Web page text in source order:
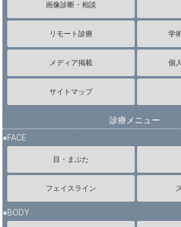
画像診断・相談
リモート診療 学
メディア掲載 個
サイトマップ
診療メニュー
●FACE
目・まぶた
フェイスライン
●BODY